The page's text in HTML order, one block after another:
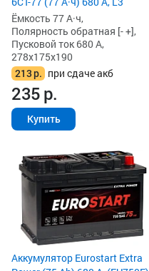
Ёмкость 77 А·ч,
Полярность обратная [- +],
Пусковой ток 680 А,
278x175x190
213р. при сдаче акб
235р.
Купить
Аккумулятор Eurostart Extra